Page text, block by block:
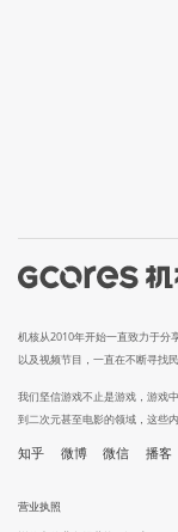
机核从2010年开始一直致力于分
以及视频节目，一直在不断寻找
我们坚信游戏不止是游戏，游戏
到二次元甚至电影的领域，这些
知乎 微博 微信 播客
营业执照